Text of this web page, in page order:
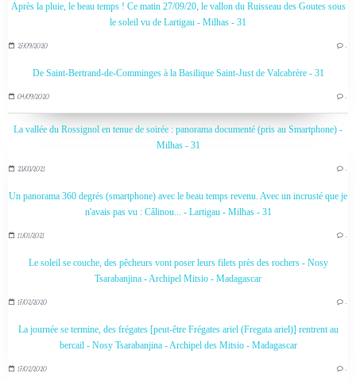
Après la pluie, le beau temps ! Ce matin 27/09/20, le vallon du Ruisseau des Goutes sous
le soleil vu de Lartigau - Milhas - 31
27/09/2020 …
De Saint-Bertrand-de-Comminges à la Basilique Saint-Just de Valcabrère - 31
04/09/2020 …
La vallée du Rossignol en tenue de soirée : panorama documenté (pris au Smartphone) -
Milhas - 31
23/03/2021 …
Un panorama 360 degrés (smartphone) avec le beau temps revenu. Avec un incrusté que je
n'avais pas vu : Câlinou... - Lartigau - Milhas - 31
11/01/2021 …
Le soleil se couche, des pêcheurs vont poser leurs filets près des rochers - Nosy
Tsarabanjina - Archipel Mitsio - Madagascar
17/02/2020 …
La journée se termine, des frégates [peut-être Frégates ariel (Fregata ariel)] rentrent au
bercail - Nosy Tsarabanjina - Archipel des Mitsio - Madagascar
17/02/2020 …